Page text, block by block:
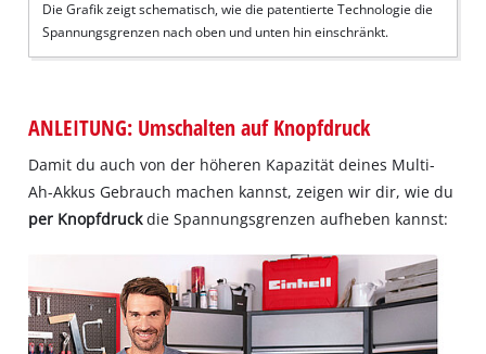
Die Grafik zeigt schematisch, wie die patentierte Technologie die
Spannungsgrenzen nach oben und unten hin einschränkt.
ANLEITUNG: Umschalten auf Knopfdruck
Damit du auch von der höheren Kapazität deines Multi-
Ah-Akkus Gebrauch machen kannst, zeigen wir dir, wie du
per Knopfdruckdie Spannungsgrenzen aufheben kannst: